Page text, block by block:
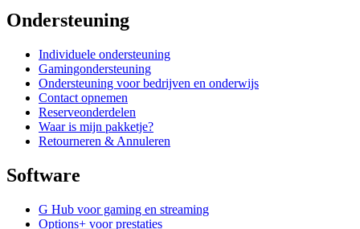
Ondersteuning
Individuele ondersteuning
Gamingondersteuning
Ondersteuning voor bedrijven en onderwijs
Contact opnemen
Reserveonderdelen
Waar is mijn pakketje?
Retourneren & Annuleren
Software
G Hub voor gaming en streaming
Options+ voor prestaties